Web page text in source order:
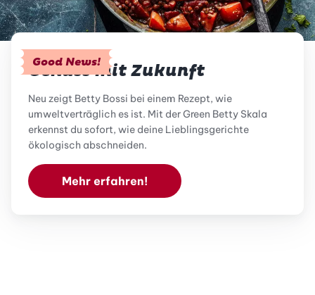
Good News!
Genuss mit Zukunft
Neu zeigt Betty Bossi bei einem Rezept, wie
umweltverträglich es ist. Mit der Green Betty Skala
erkennst du sofort, wie deine Lieblingsgerichte
ökologisch abschneiden.
Mehr erfahren!